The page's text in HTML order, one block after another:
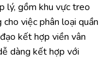
lý, gồm khu vực treo
việc phân loại quần
kết hợp viền vân
dàng kết hợp với